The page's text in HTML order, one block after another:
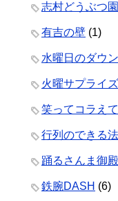
志村どうぶつ園
有吉の壁 (1)
水曜日のダウ
火曜サプライズ
笑ってコラえて
行列のできる
踊るさんま御殿
鉄腕DASH (6)